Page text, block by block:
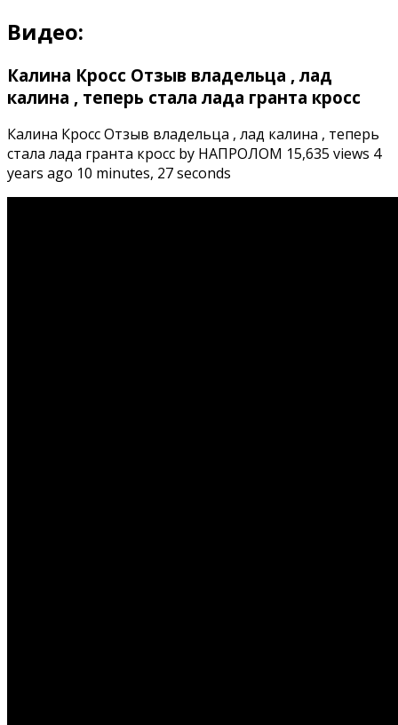
Видео:
Калина Кросс Отзыв владельца , лад
калина , теперь стала лада гранта кросс
Калина Кросс Отзыв владельца , лад калина , теперь
стала лада гранта кросс by НАПРОЛОМ 15,635 views 4
years ago 10 minutes, 27 seconds